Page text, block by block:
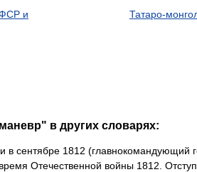
и
Татаро-
в других словарях:
в сентябре 1812 (главнокомандующий
Отечественной войны 1812.